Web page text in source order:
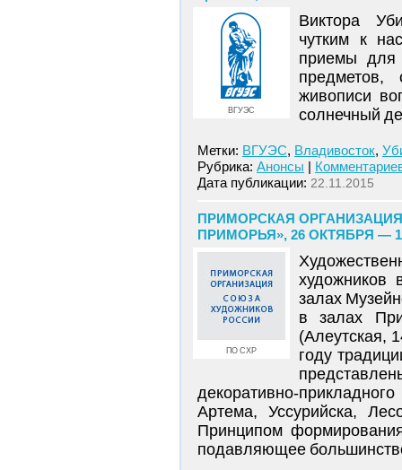
ВГУЭС
Виктора
чутким к
приемы для
предметов,
живописи
солнечный
Метки: ВГУЭС, Владивосток,
Рубрика: Анонсы |
Дата публикации: 22.11.2015
ПРИМОРСКАЯ
ПРИМОРЬЯ», 26 ОКТЯБРЯ —
ПО СХР
художников
залах
в залах
(Алеутская,
году
декоративно-
Артема, Уссурийска,
Принципом
подавляющее